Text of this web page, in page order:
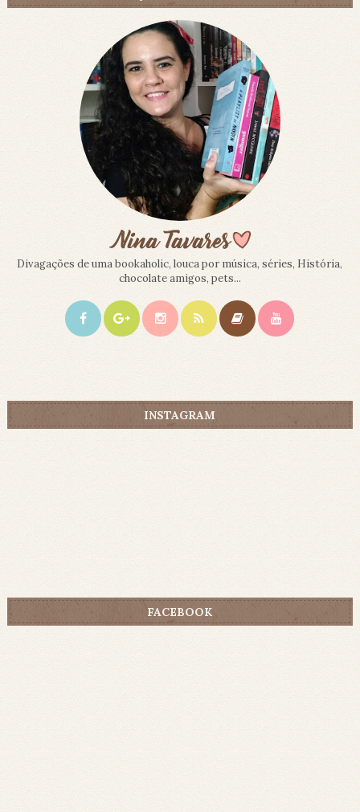
Divagações de uma bookaholic, louca por música, séries, História,
chocolate amigos, pets...
INSTAGRAM
FACEBOOK